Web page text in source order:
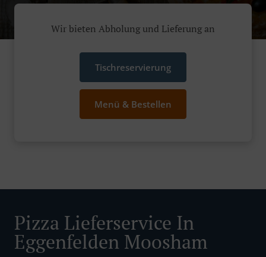
Wir bieten Abholung und Lieferung an
Tischreservierung
Menü & Bestellen
Pizza Lieferservice In
Eggenfelden Moosham